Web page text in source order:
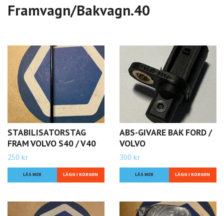
Framvagn/Bakvagn.40
STABILISATORSTAG
FRAM VOLVO S40 / V40
250 kr
LÄS MER
ABS-GIVARE BAK FORD /
VOLVO
300 kr
LÄS MER